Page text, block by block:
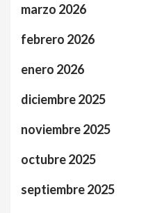
marzo 2026
febrero 2026
enero 2026
diciembre 2025
noviembre 2025
octubre 2025
septiembre 2025